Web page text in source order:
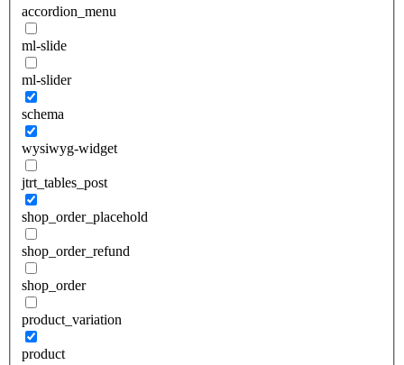
accordion_menu
ml-slide
ml-slider
schema
wysiwyg-widget
jtrt_tables_post
shop_order_placehold
shop_order_refund
shop_order
product_variation
product